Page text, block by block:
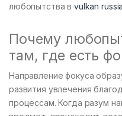
любопытства вvulkan russia
Почему
там, где есть
Направление фокуса
развития увлечения
процессам. Когда разум